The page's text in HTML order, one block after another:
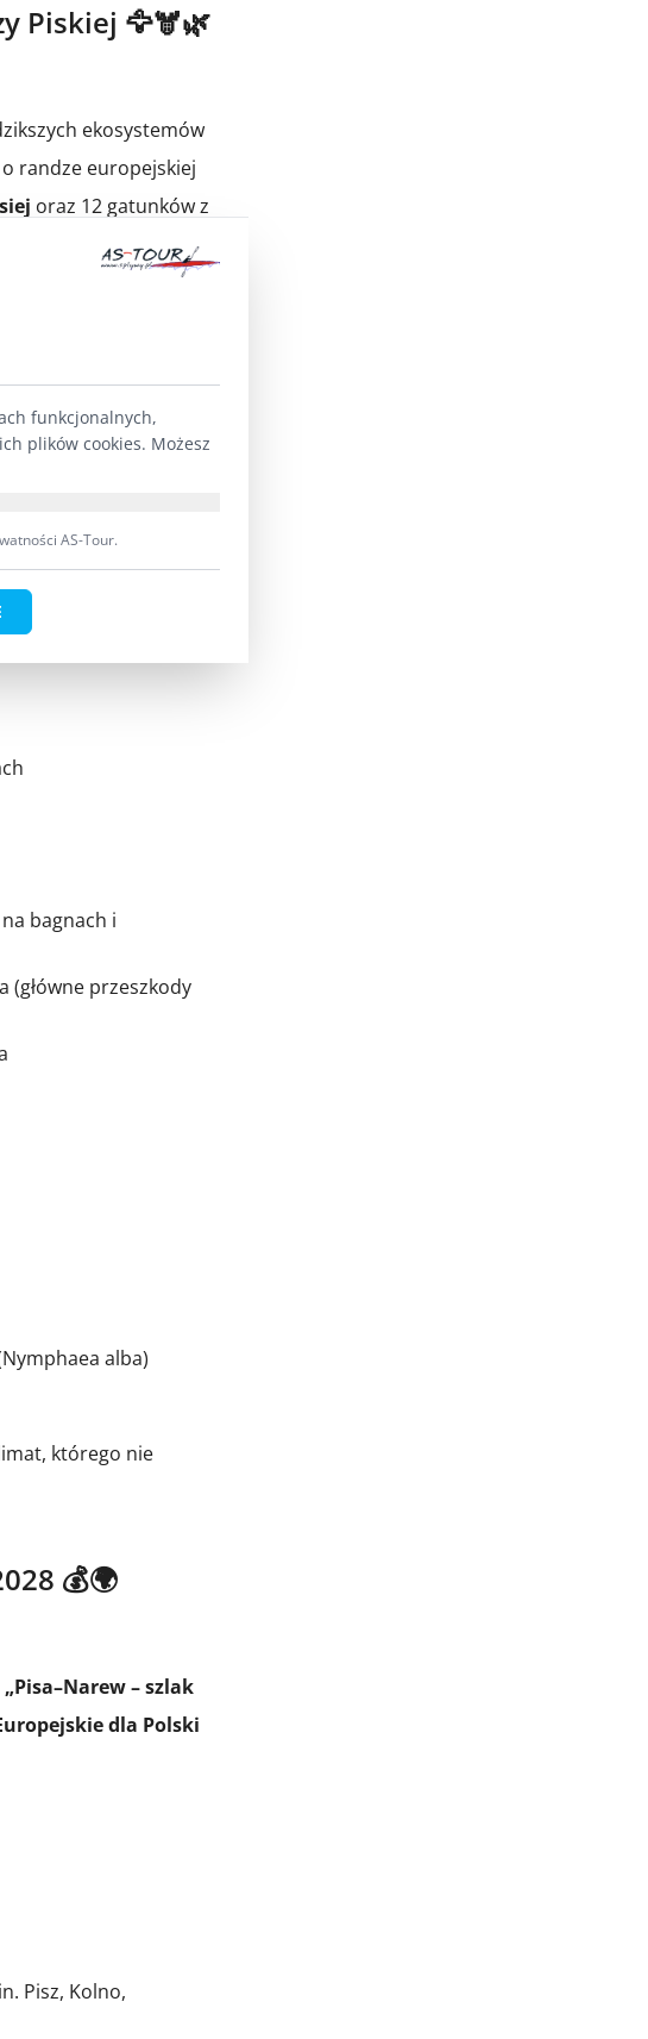
Piskiej 🦅🫎🌿
ekosystemów
randze europejskiej
oraz 12 gatunków z
nad koronami
bagnach i
(główne przeszkody
alba)
którego nie
💰🌍
„Pisa–Narew – szlak
dla Polski
Pisz, Kolno,
funkcjonalnych,
plików cookies. Możesz
AS-Tour.